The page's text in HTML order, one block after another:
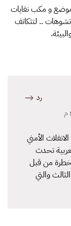
و مكب نفايات
.. لتثكاتف
رد
الأمني
تحدث
من قبل
والتي